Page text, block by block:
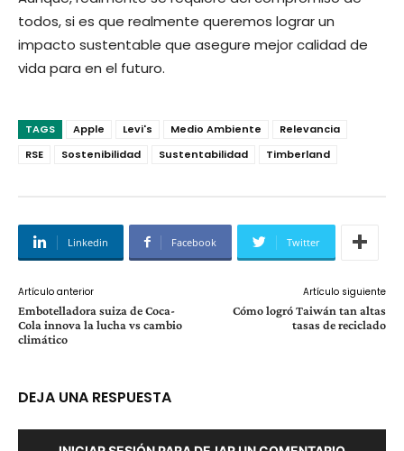
todos, si es que realmente queremos lograr un
impacto sustentable que asegure mejor calidad de
vida para en el futuro.
TAGS Apple Levi's Medio Ambiente
Relevancia
RSE
Sostenibilidad Sustentabilidad Timberland
Linkedin Facebook Twitter
Artículo anterior
Embotelladora suiza de Coca-
Cola innova la lucha vs cambio
climático
Artículo siguiente
Cómo logró Taiwán tan altas
tasas de reciclado
DEJA UNA RESPUESTA